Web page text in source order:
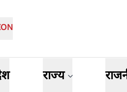
राज्य